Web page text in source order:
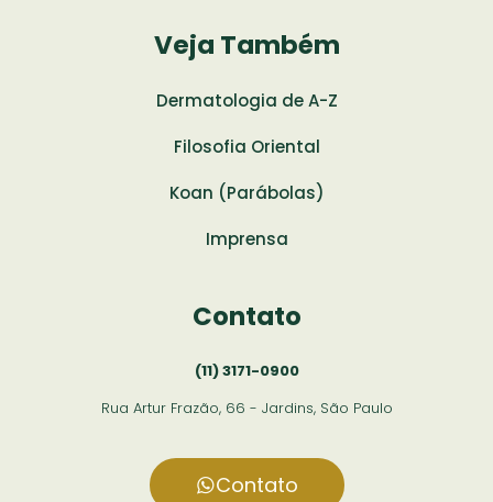
Veja Também
Dermatologia de A-Z
Filosofia Oriental
Koan (Parábolas)
Imprensa
Contato
(11) 3171-0900
Rua Artur Frazão, 66 - Jardins, São Paulo
Contato